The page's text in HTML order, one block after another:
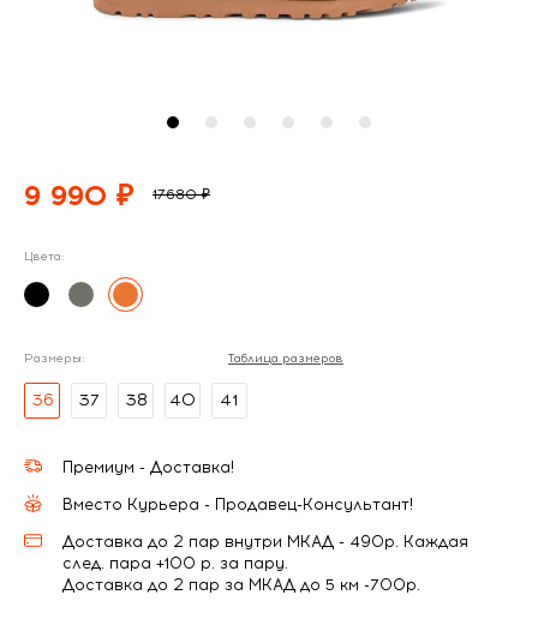
9 990 ₽ 17680 ₽
Цвета:
Размеры: Таблица размеров
36 37 38 40 41
Премиум - Доставка!
Вместо Курьера - Продавец-Консультант!
Доставка до 2 пар внутри МКАД - 490р. Каждая
след. пара +100 р. за пару.
Доставка до 2 пар за МКАД до 5 км -700р.